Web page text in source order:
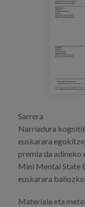
Sarrera
Narriadura
euskarara
premia da adineko
Mini Mental State
euskarara
Materiala eta